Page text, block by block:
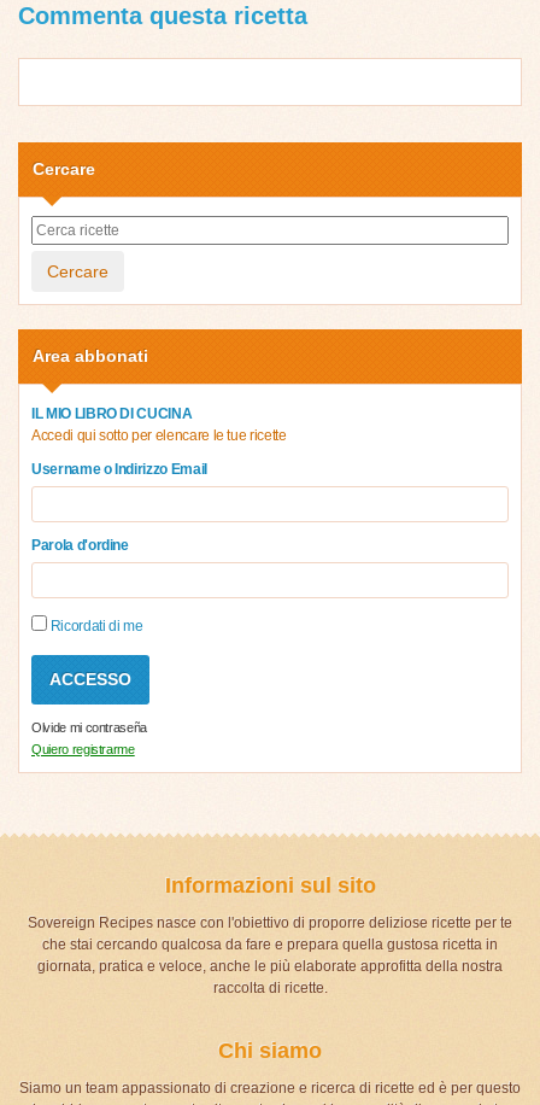
Commenta questa ricetta
Cercare
Cercare
Area abbonati
IL MIO LIBRO DI CUCINA
Accedi qui sotto per elencare le tue ricette
Username o Indirizzo Email
Parola d'ordine
Ricordati di me
Olvide mi contraseña
Quiero registrarme
Informazioni sul sito
Sovereign Recipes nasce con l'obiettivo di proporre deliziose ricette per te
che stai cercando qualcosa da fare e prepara quella gustosa ricetta in
giornata, pratica e veloce, anche le più elaborate approfitta della nostra
raccolta di ricette.
Chi siamo
Siamo un team appassionato di creazione e ricerca di ricette ed è per questo